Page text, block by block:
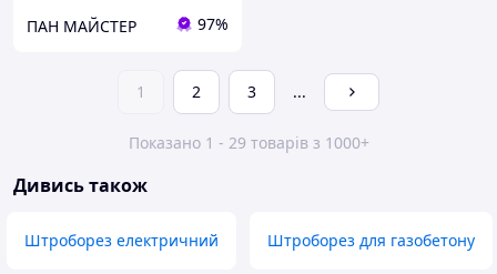
ПАН МАЙСТЕР 97%
1 2 3 ...
Показано 1 - 29 товарів з 1000+
Дивись також
Штроборез електричний Штроборез для газобетону